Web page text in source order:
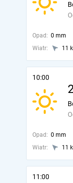
Opad: 0 mm
Wiatr:
11
10:00
Opad: 0 mm
Wiatr:
11
11:00